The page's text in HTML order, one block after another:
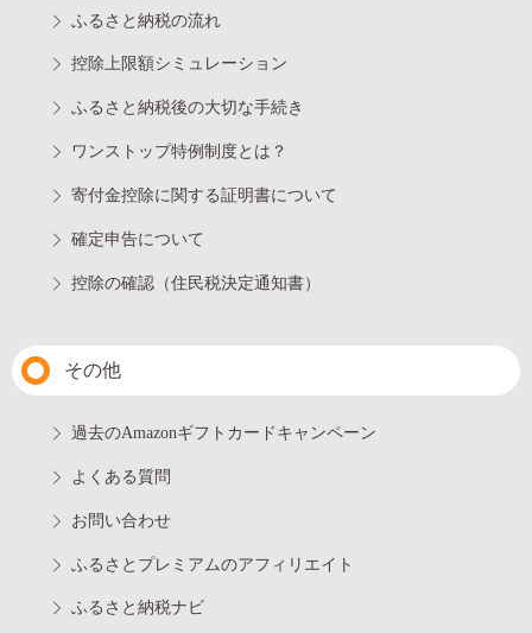
ふるさと納税の流れ
控除上限額シミュレーション
ふるさと納税後の大切な手続き
ワンストップ特例制度とは？
寄付金控除に関する証明書について
確定申告について
控除の確認（住民税決定通知書）
その他
過去のAmazonギフトカードキャンペーン
よくある質問
お問い合わせ
ふるさとプレミアムのアフィリエイト
ふるさと納税ナビ